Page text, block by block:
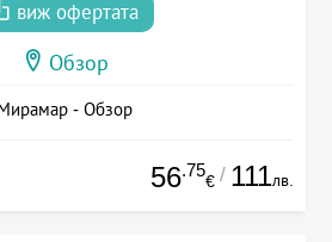
виж офертата
Обзор
- Обзор
56.75
€ / 111лв.